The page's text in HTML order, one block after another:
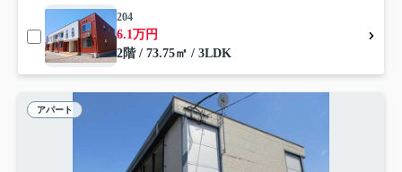
204
6.1万円
2階 / 73.75㎡ / 3LDK
アパート